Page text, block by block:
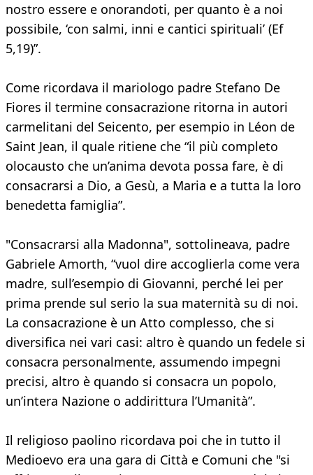
nostro essere e onorandoti, per quanto è a noi
possibile, ‘con salmi, inni e cantici spirituali’ (Ef
5,19)”.
Come ricordava il mariologo padre Stefano De
Fiores il termine consacrazione ritorna in autori
carmelitani del Seicento, per esempio in Léon de
Saint Jean, il quale ritiene che “il più completo
olocausto che un’anima devota possa fare, è di
consacrarsi a Dio, a Gesù, a Maria e a tutta la loro
benedetta famiglia”.
"Consacrarsi alla Madonna", sottolineava, padre
Gabriele Amorth, “vuol dire accoglierla come vera
madre, sull’esempio di Giovanni, perché lei per
prima prende sul serio la sua maternità su di noi.
La consacrazione è un Atto complesso, che si
diversifica nei vari casi: altro è quando un fedele si
consacra personalmente, assumendo impegni
precisi, altro è quando si consacra un popolo,
un’intera Nazione o addirittura l’Umanità”.
Il religioso paolino ricordava poi che in tutto il
Medioevo era una gara di Città e Comuni che "si